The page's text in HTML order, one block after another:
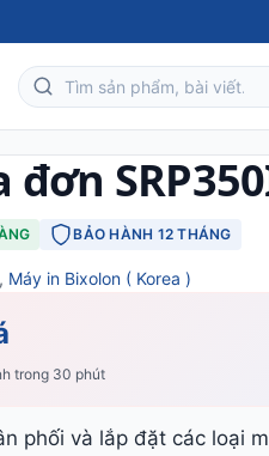
đơn
BẢO HÀNH 12 THÁNG
Máy in Bixolon ( Korea )
trong 30 phút
phối và lắp đặt các loại